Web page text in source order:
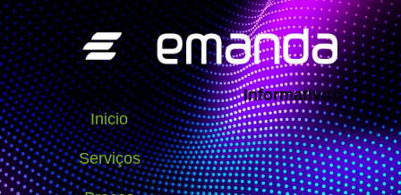
Navegação
Inicio
Serviços
Informativos